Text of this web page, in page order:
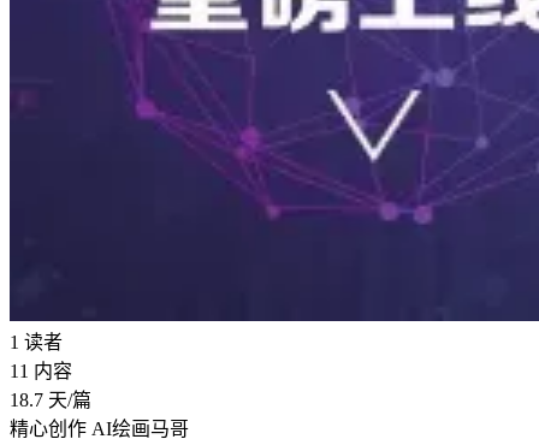
1 读者
11 内容
18.7 天/篇
精心创作 AI绘画马哥